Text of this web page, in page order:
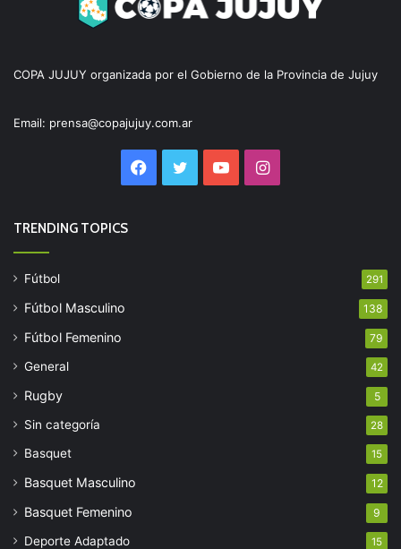
COPA JUJUY organizada por el Gobierno de la Provincia de Jujuy
Email: prensa@copajujuy.com.ar
Facebook
TwitterYouTubeInstagram
TRENDING TOPICS
Fútbol 291
Fútbol Masculino 138
Fútbol Femenino 79
General 42
Rugby 5
Sin categoría 28
Basquet 15
Basquet Masculino 12
Basquet Femenino 9
Deporte Adaptado 15